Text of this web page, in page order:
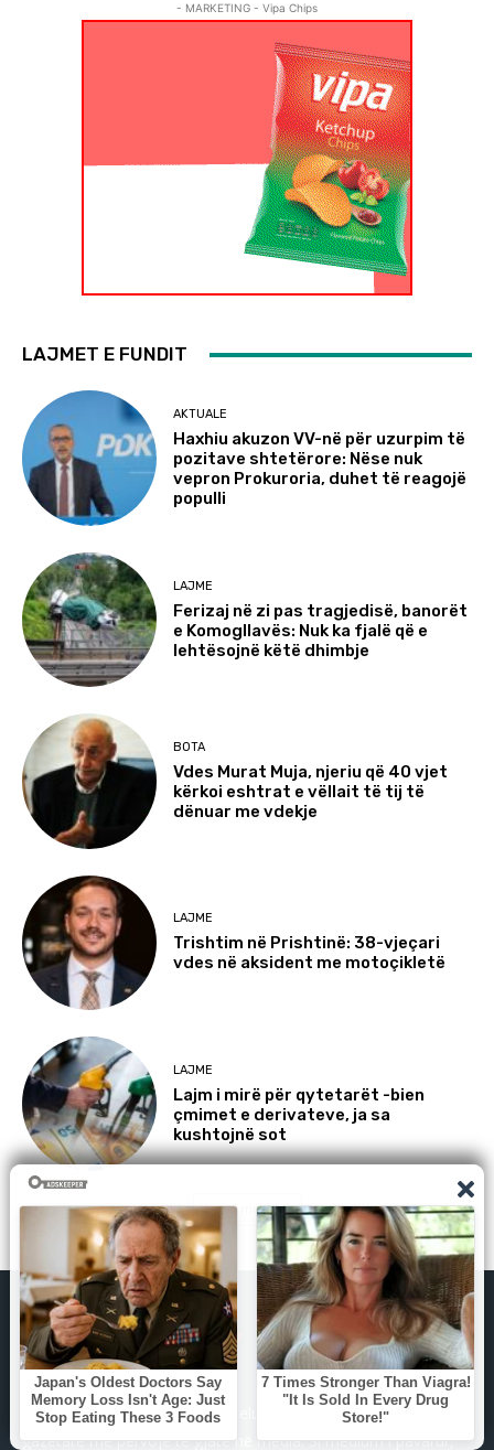
- MARKETING - Vipa Chips
LAJMET E FUNDIT
AKTUALE
Haxhiu akuzon VV-në për uzurpim të
pozitave shtetërore: Nëse nuk
vepron Prokuroria, duhet të reagojë
populli
LAJME
Ferizaj në zi pas tragjedisë, banorët
e Komogllavës: Nuk ka fjalë që e
lehtësojnë këtë dhimbje
BOTA
Vdes Murat Muja, njeriu që 40 vjet
kërkoi eshtrat e vëllait të tij të
dënuar me vdekje
LAJME
Trishtim në Prishtinë: 38-vjeçari
vdes në aksident me motoçikletë
LAJME
Lajm i mirë për qytetarët -bien
çmimet e derivateve, ja sa
kushtojnë sot
Load more
GazetaKosova.net është themeluar më 1 gusht 2024 nga
gazetarë me përvojë të gjatë në media. Si medium i pavarur,